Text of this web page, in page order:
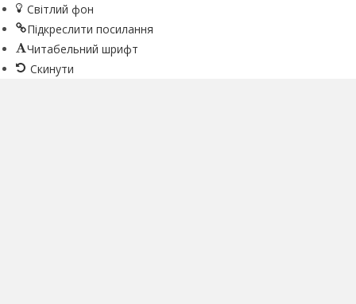
Світлий фон
Підкреслити посилання
Читабельний шрифт
Скинути